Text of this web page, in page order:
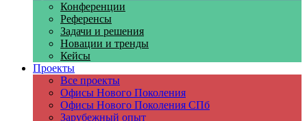
Конференции
Референсы
Задачи и решения
Новации и тренды
Кейсы
Проекты
Все проекты
Офисы Нового Поколения
Офисы Нового Поколения СПб
Зарубежный опыт